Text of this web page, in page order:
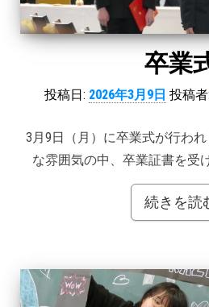
卒業
投稿日: 2026年3月9日 投稿者:
3月9日（月）に卒業式が行わ
な雰囲気の中、卒業証書を受
続きを読